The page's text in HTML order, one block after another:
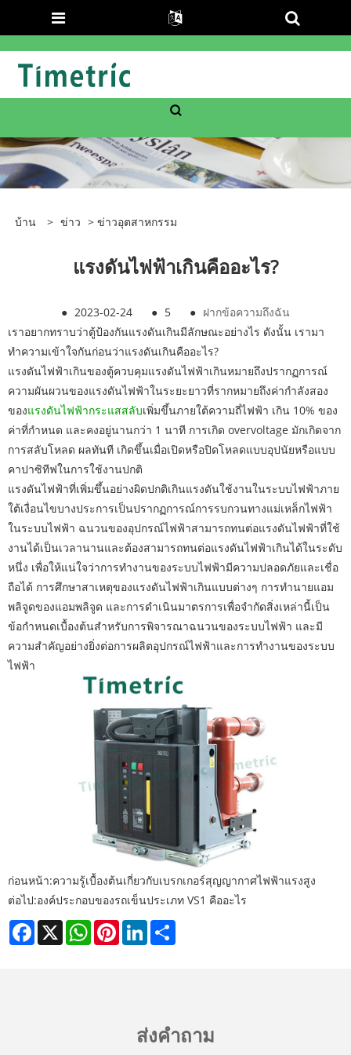
บ้าน > ข่าว > ข่าวอุตสาหกรรม
แรงดันไฟฟ้าเกินคืออะไร?
● 2023-02-24 ● 5 ● ฝากข้อความถึงฉัน
เราอยากทราบว่าตู้ป้องกันแรงดันเกินมีลักษณะอย่างไร ดังนั้น เรามา
ทำความเข้าใจกันก่อนว่าแรงดันเกินคืออะไร?
แรงดันไฟฟ้าเกินของตู้ควบคุมแรงดันไฟฟ้าเกินหมายถึงปรากฏการณ์
ความผันผวนของแรงดันไฟฟ้าในระยะยาวที่รากหมายถึงค่ากำลังสอง
ของแรงดันไฟฟ้ากระแสสลับเพิ่มขึ้นภายใต้ความถี่ไฟฟ้า เกิน 10% ของ
ค่าที่กำหนด และคงอยู่นานกว่า 1 นาที การเกิด overvoltage มักเกิดจาก
การสลับโหลด ผลทันที เกิดขึ้นเมื่อเปิดหรือปิดโหลดแบบอุปนัยหรือแบบ
คาปาซิทีฟในการใช้งานปกติ
แรงดันไฟฟ้าที่เพิ่มขึ้นอย่างผิดปกติเกินแรงดันใช้งานในระบบไฟฟ้าภาย
ใต้เงื่อนไขบางประการเป็นปรากฏการณ์การรบกวนทางแม่เหล็กไฟฟ้า
ในระบบไฟฟ้า ฉนวนของอุปกรณ์ไฟฟ้าสามารถทนต่อแรงดันไฟฟ้าที่ใช้
งานได้เป็นเวลานานและต้องสามารถทนต่อแรงดันไฟฟ้าเกินได้ในระดับ
หนึ่ง เพื่อให้แน่ใจว่าการทำงานของระบบไฟฟ้ามีความปลอดภัยและเชื่อ
ถือได้ การศึกษาสาเหตุของแรงดันไฟฟ้าเกินแบบต่างๆ การทำนายแอม
พลิจูดของแอมพลิจูด และการดำเนินมาตรการเพื่อจำกัดสิ่งเหล่านี้เป็น
ข้อกำหนดเบื้องต้นสำหรับการพิจารณาฉนวนของระบบไฟฟ้า และมี
ความสำคัญอย่างยิ่งต่อการผลิตอุปกรณ์ไฟฟ้าและการทำงานของระบบ
ไฟฟ้า
ก่อนหน้า:ความรู้เบื้องต้นเกี่ยวกับเบรกเกอร์สุญญากาศไฟฟ้าแรงสูง
ต่อไป:องค์ประกอบของรถเข็นประเภท VS1 คืออะไร
Facebook
X WhatsAppPinterestLinkedIn
ส่งคำถาม